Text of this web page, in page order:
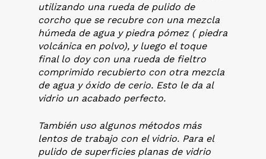
utilizando una rueda de pulido de
corcho que se recubre con una mezcla
húmeda de agua y piedra pómez ( piedra
volcánica en polvo), y luego el toque
final lo doy con una rueda de fieltro
comprimido recubierto con otra mezcla
de agua y óxido de cerio. Esto le da al
vidrio un acabado perfecto.
También uso algunos métodos más
lentos de trabajo con el vidrio. Para el
pulido de superficies planas de vidrio